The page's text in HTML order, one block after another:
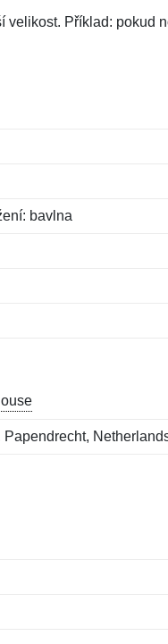
Příklad: pokud
bavlna
Papendrecht,